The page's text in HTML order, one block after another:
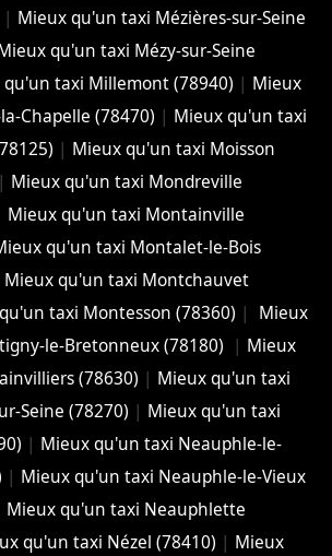
| Mieux qu'un taxi Mézières-sur-Seine
qu'un taxi Mézy-sur-Seine
qu'un taxi Millemont (78940) | Mieux
Chapelle (78470) | Mieux qu'un taxi
| Mieux qu'un taxi Moisson
| Mieux qu'un taxi Mondreville
Mieux qu'un taxi Montainville
qu'un taxi Montalet-le-Bois
Mieux qu'un taxi Montchauvet
taxi Montesson (78360) |
Mieux
le-Bretonneux (78180)
| Mieux
(78630) | Mieux qu'un taxi
Seine (78270) | Mieux qu'un taxi
| Mieux qu'un taxi Neauphle-le-
| Mieux qu'un taxi Neauphle-le-Vieux
Mieux qu'un taxi Neauphlette
qu'un taxi Nézel (78410) | Mieux